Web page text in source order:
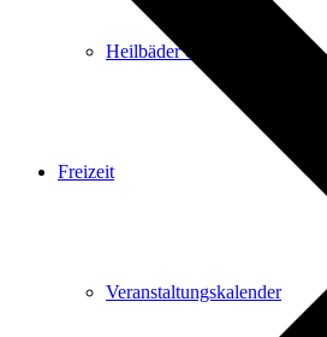
Heilbäder & Kurorte
Freizeit
Veranstaltungskalender